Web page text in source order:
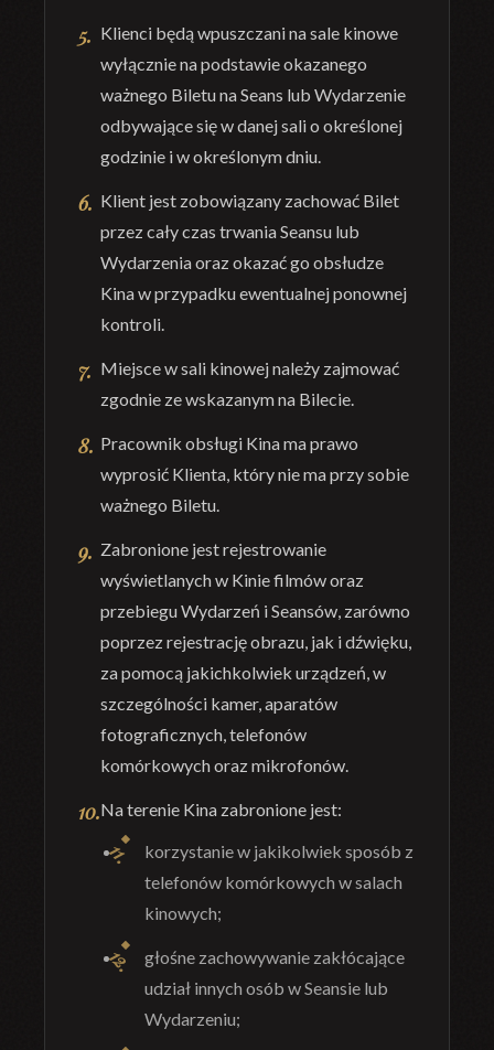
Klienci będą wpuszczani na sale kinowe
wyłącznie na podstawie okazanego
ważnego Biletu na Seans lub Wydarzenie
odbywające się w danej sali o określonej
godzinie i w określonym dniu.
Klient jest zobowiązany zachować Bilet
przez cały czas trwania Seansu lub
Wydarzenia oraz okazać go obsłudze
Kina w przypadku ewentualnej ponownej
kontroli.
Miejsce w sali kinowej należy zajmować
zgodnie ze wskazanym na Bilecie.
Pracownik obsługi Kina ma prawo
wyprosić Klienta, który nie ma przy sobie
ważnego Biletu.
Zabronione jest rejestrowanie
wyświetlanych w Kinie filmów oraz
przebiegu Wydarzeń i Seansów, zarówno
poprzez rejestrację obrazu, jak i dźwięku,
za pomocą jakichkolwiek urządzeń, w
szczególności kamer, aparatów
fotograficznych, telefonów
komórkowych oraz mikrofonów.
Na terenie Kina zabronione jest:
korzystanie w jakikolwiek sposób z
telefonów komórkowych w salach
kinowych;
głośne zachowywanie zakłócające
udział innych osób w Seansie lub
Wydarzeniu;